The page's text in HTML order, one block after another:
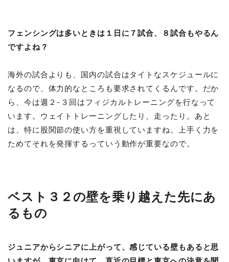
フェンシングは多いときは１日に７試合、８試合もやるん
ですよね？
海外の試合よりも、国内の試合はタイトなスケジュールに
なるので、体力的なところも要求されてくるんです。だか
ら、今は週２−３回はフィジカルトレーニングを行なって
います。ウェイトトレーニングしたり、走ったり。あと
は、特に股関節の使い方を重視していますね。上手く力を
ためてそれを発揮するっていう動作が重要なので。
ベスト３２の壁を乗り越えた先にあ
るもの
ジュニアからシニアに上がって、感じている壁もあると思